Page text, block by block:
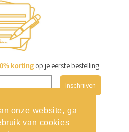
onze website, ga
van cookies
korting op je eerste bestelling
Inschrijven